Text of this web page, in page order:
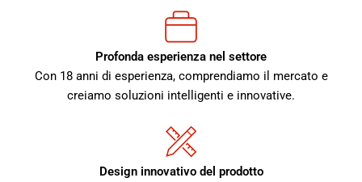
Profonda esperienza nel settore
Con 18 anni di esperienza, comprendiamo il mercato e
creiamo soluzioni intelligenti e innovative.
Design innovativo del prodotto